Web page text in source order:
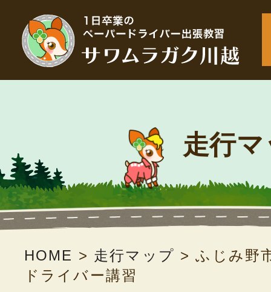
走行
HOME > 走行マップ >ふじみ野
ドライバー講習